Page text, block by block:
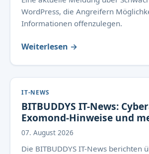
WordPress, die Angreifern
Informationen offenzulegen.
Weiterlesen →
IT-NEWS
BITBUDDYS IT-News:
Exomond-Hinweise und
07. August 2026
Die BITBUDDYS IT-News berichten